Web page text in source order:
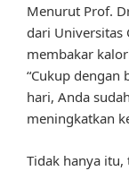
Menurut Prof.
dari Universitas
membakar
“Cukup dengan
hari, Anda
meningkatkan
Tidak hanya